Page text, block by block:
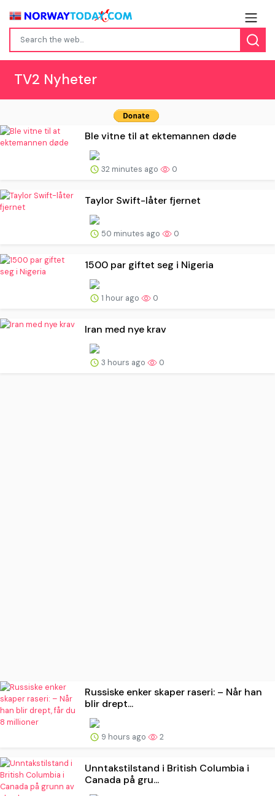
TV2 Nyheter
Ble vitne til at ektemannen døde
32 minutes ago 0
Taylor Swift-låter fjernet
50 minutes ago 0
1500 par giftet seg i Nigeria
1 hour ago 0
Iran med nye krav
3 hours ago 0
Russiske enker skaper raseri: – Når han
blir drept...
9 hours ago 2
Unntakstilstand i British Columbia i
Canada på gru...